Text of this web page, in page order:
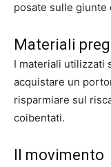
posate sulle giunte
Materiali
I materiali utilizzati
acquistare un
risparmiare sul
coibentati.
Il movimento